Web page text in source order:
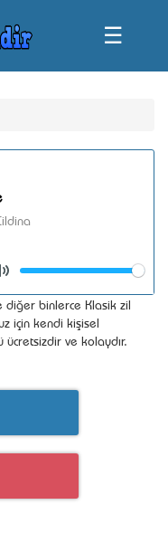
☰
Volume
diğer binlerce Klasik zil
için kendi kişisel
ücretsizdir ve kolaydır.